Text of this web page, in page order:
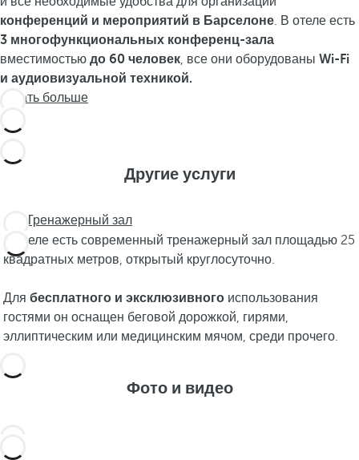
конференций и мероприятий в Барселоне. В отеле есть
3 многофункциональных конференц-зала
вместимостью до 60 человек, все они оборудованы Wi-Fi
и аудиовизуальной техникой.
Узнать больше
Другие услуги
Тренажерный зал
В отеле есть современный тренажерный зал площадью 25
квадратных метров, открытый круглосуточно.
Для бесплатного и эксклюзивного использования
гостями он оснащен беговой дорожкой, гирями,
эллиптическим или медицинским мячом, среди прочего.
Фото и видео